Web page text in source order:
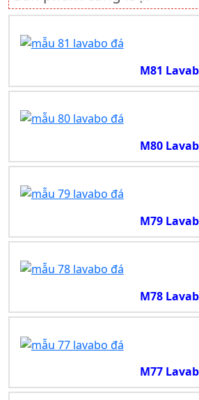
M81
M80
M79
M78
M77